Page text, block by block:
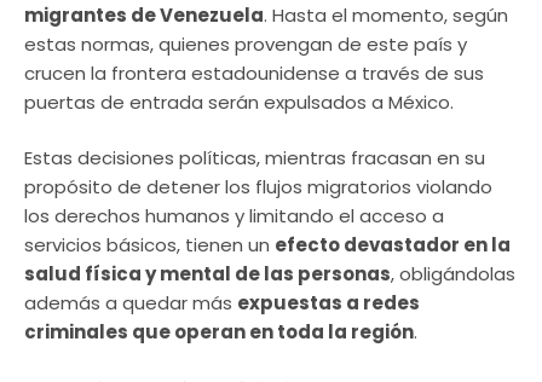
migrantes de Venezuela. Hasta el momento, según
estas normas, quienes provengan de este país y
crucen la frontera estadounidense a través de sus
puertas de entrada serán expulsados a México.
Estas decisiones políticas, mientras fracasan en su
propósito de detener los flujos migratorios violando
los derechos humanos y limitando el acceso a
servicios básicos, tienen un efecto devastador en la
salud física y mental de las personas, obligándolas
además a quedar más expuestas a redes
criminales que operan en toda la región.